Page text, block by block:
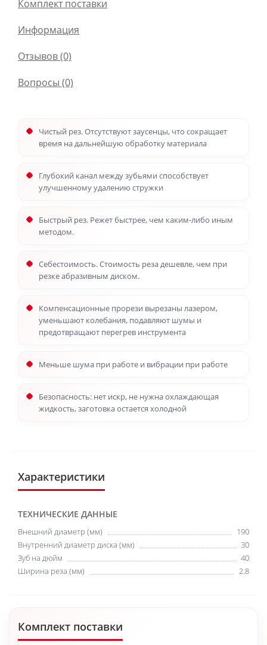
Комплект поставки
Информация
Отзывов (0)
Вопросы (0)
Чистый рез. Отсутствуют заусенцы, что сокращает
время на дальнейшую обработку материала
Глубокий канал между зубьями способствует
улучшенному удалению стружки
Быстрый рез. Режет быстрее, чем каким-либо иным
методом.
Себестоимость. Стоимость реза дешевле, чем при
резке абразивным диском.
Компенсационные прорези вырезаны лазером,
уменьшают колебания, подавляют шумы и
предотвращают перегрев инструмента
Меньше шума при работе и вибрации при работе
Безопасность: нет искр, не нужна охлаждающая
жидкость, заготовка остается холодной
Характеристики
ТЕХНИЧЕСКИЕ ДАННЫЕ
Внешний диаметр (мм)
190
Внутренний диаметр диска (мм)
30
Зуб на дюйм
40
Ширина реза (мм)
2.8
Комплект поставки